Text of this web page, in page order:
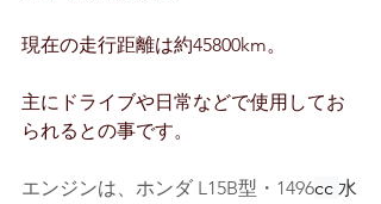
現在の走行距離は約45800km。
主にドライブや日常などで使用してお
られるとの事です。
エンジンは、ホンダ L15B型・1496cc 水